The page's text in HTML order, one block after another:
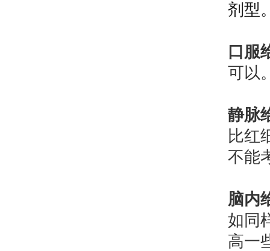
剂型
口服
可以
静脉
比红
不能
脑内
如同
高一